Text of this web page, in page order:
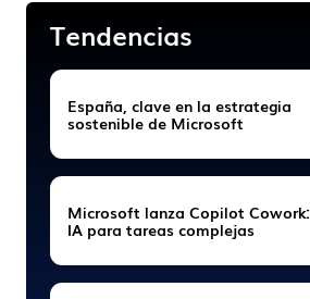
Tendencias
España, clave en la estrategia
sostenible de Microsoft
Microsoft lanza Copilot Cowork:
IA para tareas complejas